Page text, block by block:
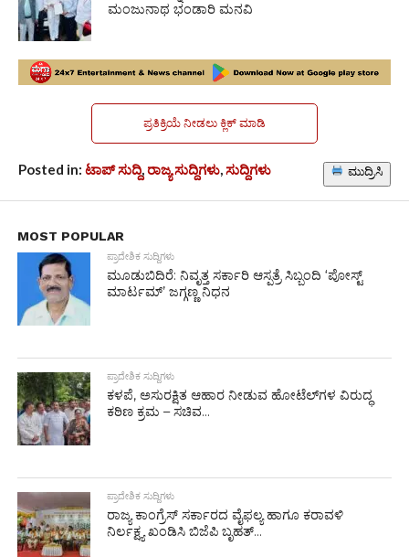
ಮಂಜುನಾಥ ಭಂಡಾರಿ ಮನವಿ
ಪ್ರತಿಕ್ರಿಯೆ ನೀಡಲು ಕ್ಲಿಕ್ ಮಾಡಿ
Posted in: ಟಾಪ್ ಸುದ್ದಿ,ರಾಜ್ಯ ಸುದ್ದಿಗಳು,ಸುದ್ದಿಗಳು ಮುದ್ರಿಸಿ
MOST POPULAR
ಪ್ರಾದೇಶಿಕ ಸುದ್ದಿಗಳು
ಮೂಡುಬಿದಿರೆ: ನಿವೃತ್ತ ಸರ್ಕಾರಿ ಆಸ್ಪತ್ರೆ ಸಿಬ್ಬಂದಿ ‘ಪೋಸ್ಟ್
ಮಾರ್ಟಮ್’ ಜಗ್ಗಣ್ಣ ನಿಧನ
ಪ್ರಾದೇಶಿಕ ಸುದ್ದಿಗಳು
ಕಳಪೆ, ಅಸುರಕ್ಷಿತ ಆಹಾರ ನೀಡುವ ಹೋಟೆಲ್‌ಗಳ ವಿರುದ್ಧ
ಕಠಿಣ ಕ್ರಮ – ಸಚಿವ...
ಪ್ರಾದೇಶಿಕ ಸುದ್ದಿಗಳು
ರಾಜ್ಯ ಕಾಂಗ್ರೆಸ್ ಸರ್ಕಾರದ ವೈಫಲ್ಯ ಹಾಗೂ ಕರಾವಳಿ
ನಿರ್ಲಕ್ಷ್ಯ ಖಂಡಿಸಿ ಬಿಜೆಪಿ ಬೃಹತ್...